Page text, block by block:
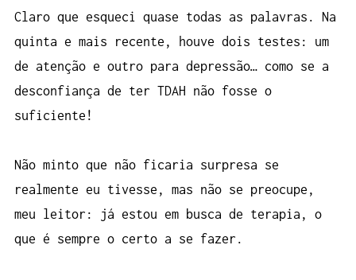
Claro que esqueci quase todas as palavras. Na
quinta e mais recente, houve dois testes: um
de atenção e outro para depressão… como se a
desconfiança de ter TDAH não fosse o
suficiente!
Não minto que não ficaria surpresa se
realmente eu tivesse, mas não se preocupe,
meu leitor: já estou em busca de terapia, o
que é sempre o certo a se fazer.